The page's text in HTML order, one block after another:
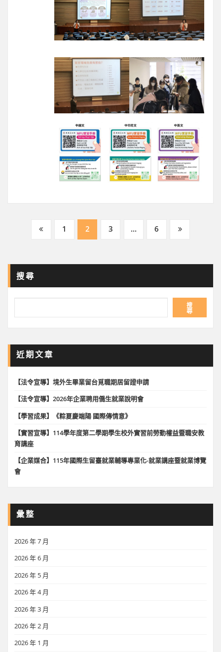
分
頁
1 2 3 ... 6
搜尋
搜
尋
近期文章
【法令宣導】境外生畢業留台覓職期居留證申請
【法令宣導】2026年企業聘用僑生就業說明會
【學習成果】《粽夏慶端陽 國際傳情意》
【實習宣導】114學年度第二學期學生校外實習前勞動權益暨職安教
育講座
【企業媒合】115年國際生留臺就業輔導專業化-就業講座暨就業博覽
會
彙整
2026 年 7 月
2026 年 6 月
2026 年 5 月
2026 年 4 月
2026 年 3 月
2026 年 2 月
2026 年 1 月